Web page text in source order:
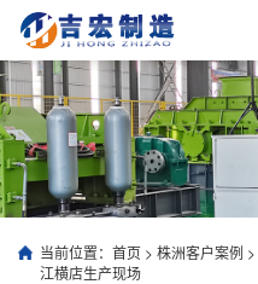
当前位置： 首页 > 株洲客户案例 >
江横店生产现场